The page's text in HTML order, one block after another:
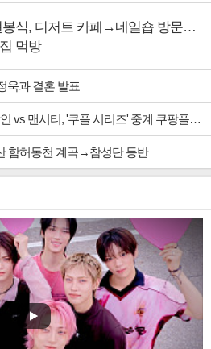
봉식, 디저트 카페→네일숍 방문…
먹방
욱과 결혼 발표
맨시티, '쿠플 시리즈' 중계 쿠팡플레이
함허동천 계곡→참성단 등반